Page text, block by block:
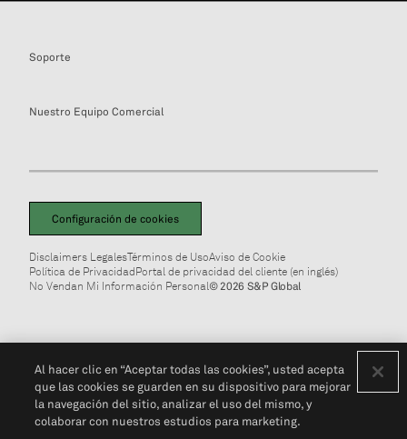
Soporte
Nuestro Equipo Comercial
Configuración de cookies
Disclaimers LegalesTérminos de UsoAviso de Cookie
Política de PrivacidadPortal de privacidad del cliente (en inglés)
No Vendan Mi Información Personal© 2026 S&P Global
Al hacer clic en “Aceptar todas las cookies”, usted acepta
que las cookies se guarden en su dispositivo para mejorar
la navegación del sitio, analizar el uso del mismo, y
colaborar con nuestros estudios para marketing.